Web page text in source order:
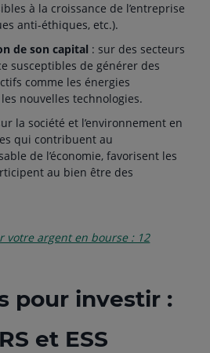
à la croissance de l’entreprise
anti-éthiques, etc.).
de son capital : sur des secteurs
susceptibles de générer des
comme les énergies
nouvelles technologies.
la société et l’environnement en
qui contribuent au
de l’économie, favorisent les
au bien être des
votre argent en bourse : 12
pour investir :
et ESS